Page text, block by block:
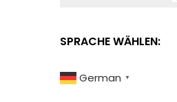
SPRACHE WÄHLEN:
German ▼